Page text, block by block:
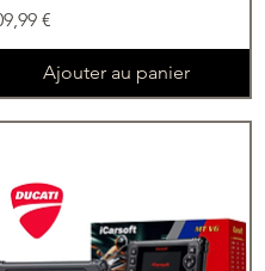
€
Ajouter au panier